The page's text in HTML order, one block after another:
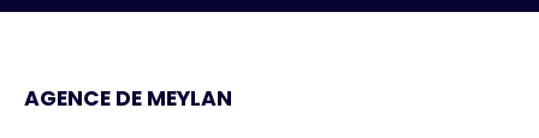
AGENCE DE MEYLAN